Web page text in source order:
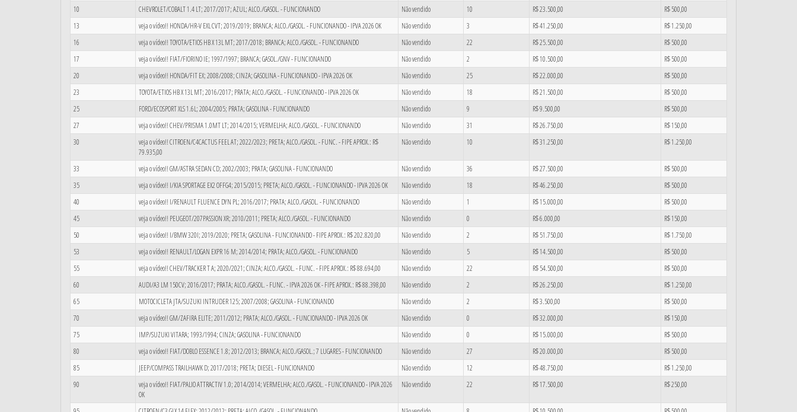
10
CHEVROLET/COBALT 1.4 LT; 2017/2017; AZUL; ALCO./GASOL. - FUNCIONANDO Não vendido 10 R$ 23.500,00
R$ 500,00
13
veja o vídeo!! HONDA/HR-V EXL CVT; 2019/2019; BRANCA; ALCO./GASOL. - FUNCIONANDO - IPVA 2026 OK Não vendido 3 R$ 41.250,00
R$ 1.250,00
16
veja o vídeo!! TOYOTA/ETIOS HB X 13L MT; 2017/2018; BRANCA; ALCO./GASOL. - FUNCIONANDO Não vendido 22 R$ 25.500,00
R$ 500,00
17
veja o vídeo!! FIAT/FIORINO IE; 1997/1997; BRANCA; GASOL./GNV - FUNCIONANDO Não vendido 2 R$ 10.500,00
R$ 500,00
20
veja o vídeo!! HONDA/FIT EX; 2008/2008; CINZA; GASOLINA - FUNCIONANDO - IPVA 2026 OK Não vendido 25 R$ 22.000,00
R$ 500,00
23
TOYOTA/ETIOS HB X 13L MT; 2016/2017; PRATA; ALCO./GASOL. - FUNCIONANDO - IPVA 2026 OK Não vendido 18 R$ 21.500,00
R$ 500,00
25
FORD/ECOSPORT XLS 1.6L; 2004/2005; PRATA; GASOLINA - FUNCIONANDO Não vendido 9 R$ 9.500,00
R$ 500,00
27
veja o vídeo!! CHEV/PRISMA 1.0MT LT; 2014/2015; VERMELHA; ALCO./GASOL. - FUNCIONANDO Não vendido 31 R$ 26.750,00
R$ 150,00
30
veja o vídeo!! CITROEN/C4CACTUS FEEL AT; 2022/2023; PRETA; ALCO./GASOL. - FUNC. - FIPE APROX.: R$
79.935,00
Não vendido 10 R$ 31.250,00 R$ 1.250,00
33 veja o vídeo!! GM/ASTRA SEDAN CD; 2002/2003; PRATA; GASOLINA - FUNCIONANDO Não vendido 36 R$ 27.500,00
R$ 500,00
35
veja o vídeo!! I/KIA SPORTAGE EX2 OFFG4; 2015/2015; PRETA; ALCO./GASOL. - FUNCIONANDO - IPVA 2026 OK Não vendido 18 R$ 46.250,00
R$ 500,00
40
veja o vídeo!! I/RENAULT FLUENCE DYN PL; 2016/2017; PRATA; ALCO./GASOL. - FUNCIONANDO Não vendido 1 R$ 15.000,00
R$ 500,00
45
veja o vídeo!! PEUGEOT/207PASSION XR; 2010/2011; PRETA; ALCO./GASOL. - FUNCIONANDO Não vendido 0 R$ 6.000,00
R$ 150,00
50
veja o vídeo!! I/BMW 320I; 2019/2020; PRETA; GASOLINA - FUNCIONANDO - FIPE APROX.: R$ 202.820,00 Não vendido 2 R$ 51.750,00
R$ 1.750,00
53
veja o vídeo!! RENAULT/LOGAN EXPR 16 M; 2014/2014; PRATA; ALCO./GASOL. - FUNCIONANDO Não vendido 5 R$ 14.500,00
R$ 500,00
55
veja o vídeo!! CHEV/TRACKER T A; 2020/2021; CINZA; ALCO./GASOL. - FUNC. - FIPE APROX.: R$ 88.694,00 Não vendido 22 R$ 54.500,00
R$ 500,00
60
AUDI/A3 LM 150CV; 2016/2017; PRATA; ALCO./GASOL. - FUNC. - IPVA 2026 OK - FIPE APROX.: R$ 88.398,00 Não vendido 2 R$ 26.250,00
R$ 1.250,00
65
MOTOCICLETA JTA/SUZUKI INTRUDER 125; 2007/2008; GASOLINA - FUNCIONANDO Não vendido 2 R$ 3.500,00
R$ 500,00
70
veja o vídeo!! GM/ZAFIRA ELITE; 2011/2012; PRATA; ALCO./GASOL. - FUNCIONANDO - IPVA 2026 OK Não vendido 0 R$ 32.000,00
R$ 150,00
75
IMP/SUZUKI VITARA; 1993/1994; CINZA; GASOLINA - FUNCIONANDO Não vendido 0 R$ 15.000,00
R$ 500,00
80
veja o vídeo!! FIAT/DOBLO ESSENCE 1.8; 2012/2013; BRANCA; ALCO./GASOL.; 7 LUGARES - FUNCIONANDO Não vendido 27 R$ 20.000,00
R$ 500,00
85
JEEP/COMPASS TRAILHAWK D; 2017/2018; PRETA; DIESEL - FUNCIONANDO Não vendido 12 R$ 48.750,00
R$ 1.250,00
90
veja o vídeo!! FIAT/PALIO ATTRACTIV 1.0; 2014/2014; VERMELHA; ALCO./GASOL. - FUNCIONANDO - IPVA 2026
OK
Não vendido 22 R$ 17.500,00 R$ 250,00